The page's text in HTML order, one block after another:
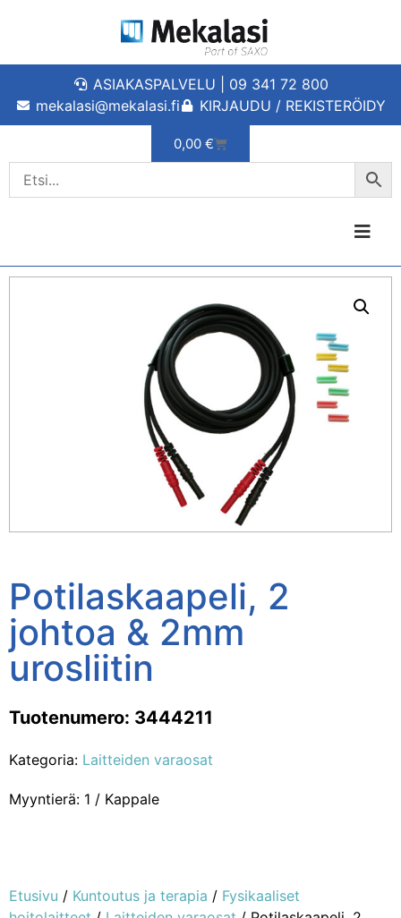
ASIAKASPALVELU | 09 341 72 800
mekalasi@mekalasi.fi
KIRJAUDU / REKISTERÖIDY
0,00 €
Potilaskaapeli, 2
johtoa & 2mm
urosliitin
Tuotenumero: 3444211
Kategoria: Laitteiden varaosat
Myyntierä: 1 / Kappale
Etusivu / Kuntoutus ja terapia / Fysikaaliset